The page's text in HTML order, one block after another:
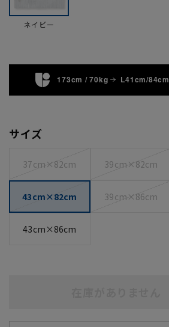
ネイビー
173cm / 70kg L41cm/84cm
サイズ
37cm×82cm 39cm×82cm
43cm×82cm 39cm×86cm
43cm×86cm